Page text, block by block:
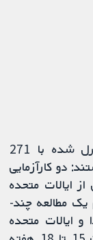
فقط چهار کارآزمایی تصادفی‌سازی و کنترل شده با 271
دو کارآزمایی
ایالات متحده
یک مطالعه چند-
و ایالات متحده